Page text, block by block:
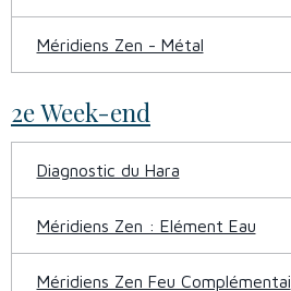
Méridiens Zen - Métal
2e Week-end
Diagnostic du Hara
Méridiens Zen : Elément Eau
Méridiens Zen Feu Complémentai